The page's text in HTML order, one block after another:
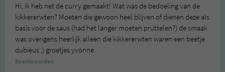
Hi, ik heb net de curry gemaakt! Wat was de bedoeling van de
kikkererwten? Moeten die gewoon heel blijven of dienen deze als
basis voor de saus (had het langer moeten pruttelen?) de smaak
was overigens heerlijk alleen die kikkererwten waren een beetje
dubieus ;) groetjes yvonne
Beantwoorden